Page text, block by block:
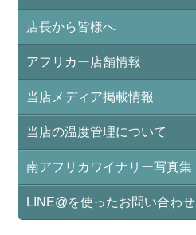
店長から皆様へ
アフリカー店舗情報
当店メディア掲載情報
当店の温度管理について
南アフリカワイナリー写真集
LINE@を使ったお問い合わせ